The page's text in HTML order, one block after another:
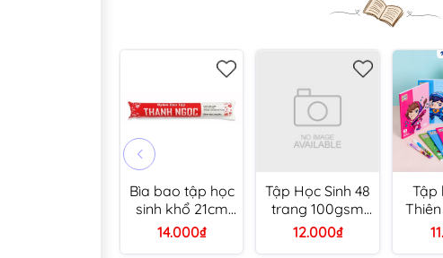
Bìa bao tập học
sinh khổ 21cm
Thanh Ngọc (10
14.000₫
Tập Học Sinh 48
trang 100gsm
B5 Ánh Dương
12.000₫
Tập